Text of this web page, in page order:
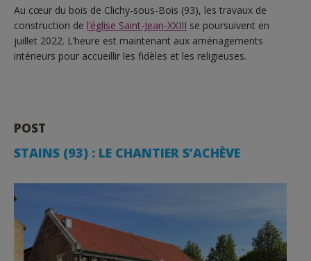
Au cœur du bois de Clichy-sous-Bois (93), les travaux de
construction de l’église Saint-Jean-XXIII se poursuivent en
juillet 2022. L’heure est maintenant aux aménagements
intérieurs pour accueillir les fidèles et les religieuses.
POST
STAINS (93) : LE CHANTIER S’ACHÈVE